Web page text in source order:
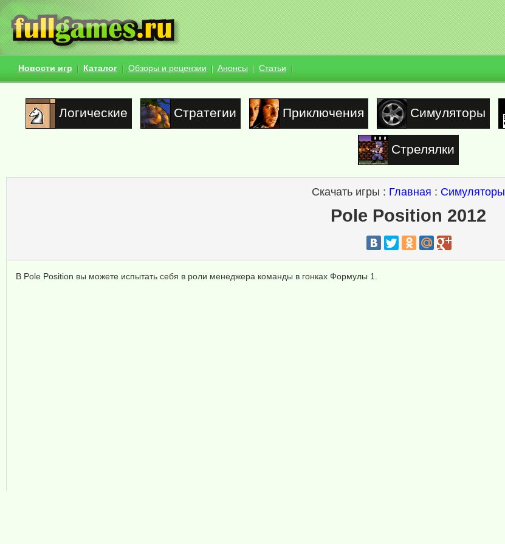
Новости игр Каталог Обзоры и рецензии Анонсы Статьи
Логические Стратегии Приключения Симуляторы
Стрелялки
Скачать игры : Главная : Симуляторы
Pole Position 2012
В Pole Position вы можете испытать себя в роли менеджера команды в гонках Формулы 1.